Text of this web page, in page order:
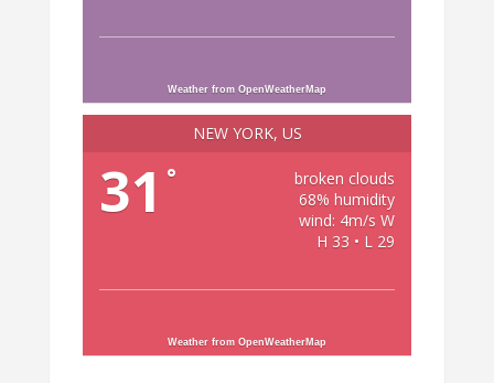
Weather from OpenWeatherMap
NEW YORK, US
31 °
broken clouds
68% humidity
wind: 4m/s W
H 33 • L 29
Weather from OpenWeatherMap